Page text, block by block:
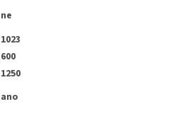
ne
1023
600
1250
ano